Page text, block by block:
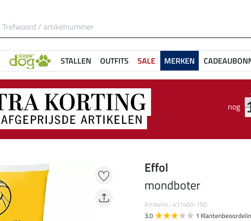
STALLEN OUTFITS SALE MERKEN
nog
Effol
mondboter
Artikelnr.: 431460-150
3.0
1